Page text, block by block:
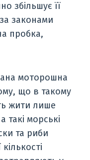
збільшує її
законами
пробка,
моторошна
що в такому
жити лише
такі морські
та риби